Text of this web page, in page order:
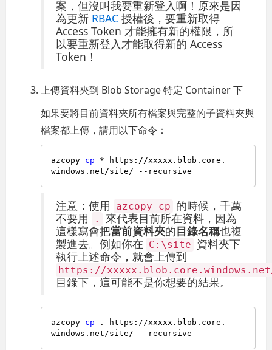
案，但沒叫我要重新登入啊！原來是因
為更新 RBAC 授權後，要重新取得
Access Token 才能擁有新的權限，所
以要重新登入才能取得新的 Access
Token！
上傳資料夾到 Blob Storage 特定 Container 下
如果要將目前資料夾所有檔案與完整的子資料夾與
檔案都上傳，請用以下命令：
azcopy cp * https://xxxxx.blob.core.
注意：使用 azcopy cp 的時候，千萬
不要用
.
來代表目前所在資料，因為
這樣寫會把當前資料夾的目錄名稱也複
製進去。例如你在 C:\site 資料夾下
執行上述命令，就會上傳到
https://
目錄下，這可能不是你想要的結果。
azcopy cp . https://xxxxx.blob.core.